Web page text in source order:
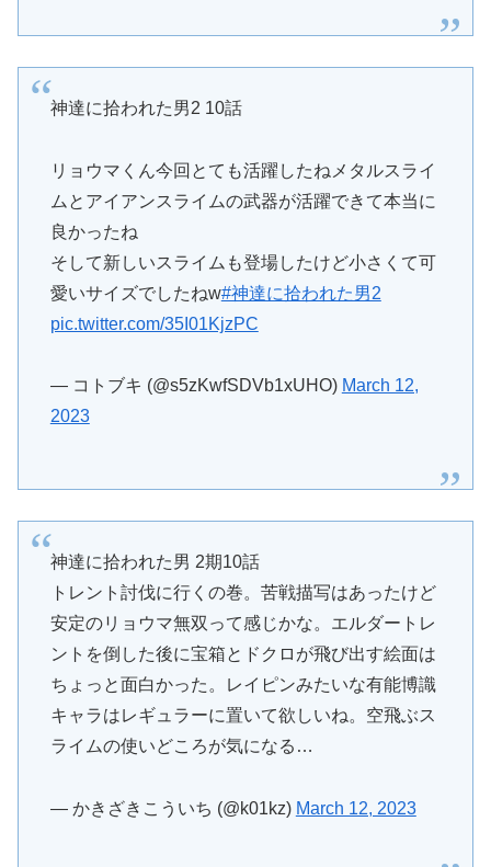
神達に拾われた男2 10話
リョウマくん今回とても活躍したねメタルスライ
ムとアイアンスライムの武器が活躍できて本当に
良かったね
そして新しいスライムも登場したけど小さくて可
愛いサイズでしたねw#神達に拾われた男2
pic.twitter.com/35I01KjzPC
— コトブキ (@s5zKwfSDVb1xUHO) March 12,
2023
神達に拾われた男 2期10話
トレント討伐に行くの巻。苦戦描写はあったけど
安定のリョウマ無双って感じかな。エルダートレ
ントを倒した後に宝箱とドクロが飛び出す絵面は
ちょっと面白かった。レイピンみたいな有能博識
キャラはレギュラーに置いて欲しいね。空飛ぶス
ライムの使いどころが気になる…
— かきざきこういち (@k01kz) March 12, 2023